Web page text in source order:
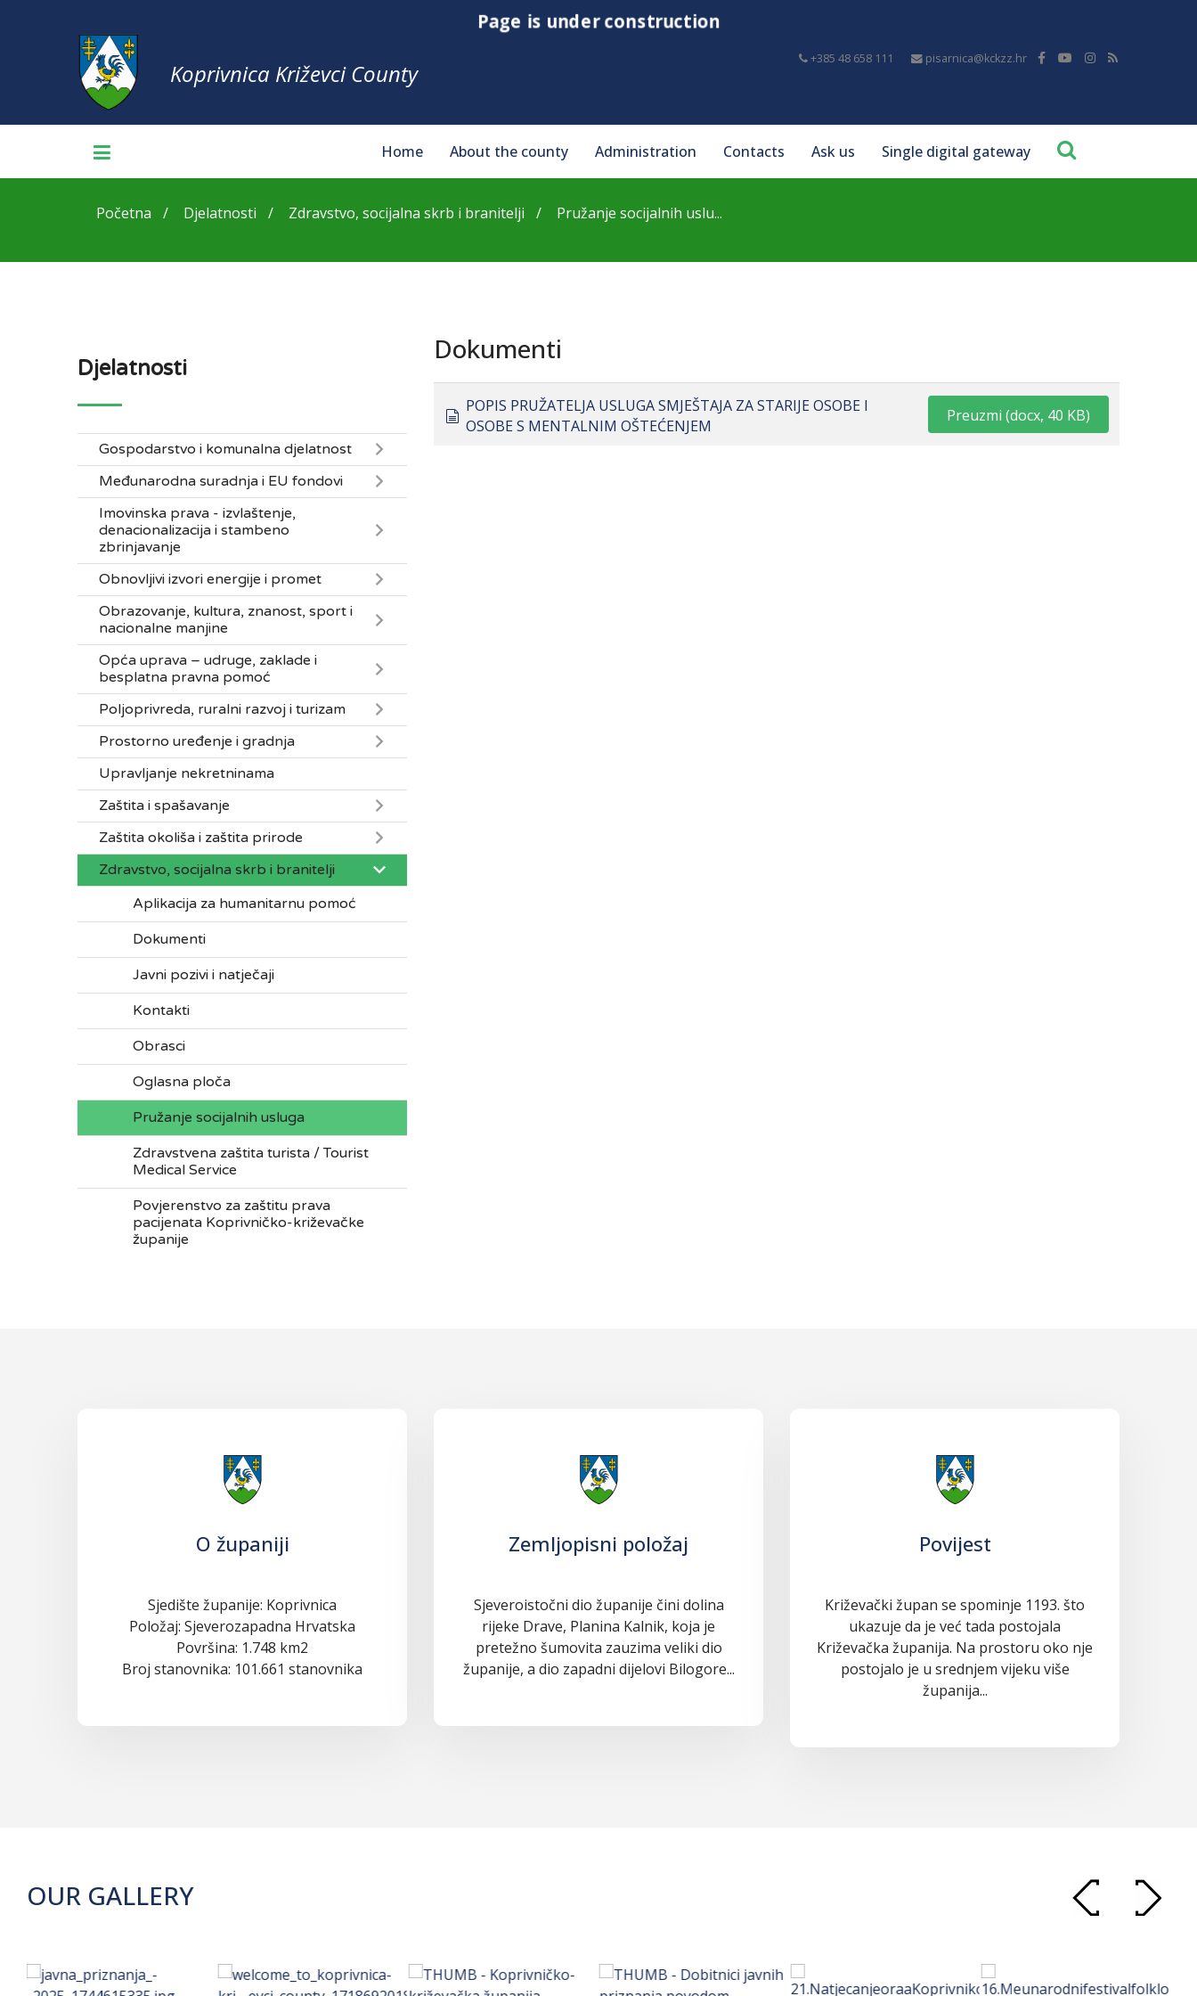
Page is under construction
+385 48 658 111 pisarnica@kckzz.hr
Koprivnica Križevci County
Home About the county Administration Contacts Ask us Single digital gateway
Početna Djelatnosti Zdravstvo, socijalna skrb i branitelji Pružanje socijalnih uslu...
Djelatnosti
Gospodarstvo i komunalna djelatnost
Međunarodna suradnja i EU fondovi
Imovinska prava - izvlaštenje,
denacionalizacija i stambeno
zbrinjavanje
Obnovljivi izvori energije i promet
Obrazovanje, kultura, znanost, sport i
nacionalne manjine
Opća uprava – udruge, zaklade i
besplatna pravna pomoć
Poljoprivreda, ruralni razvoj i turizam
Prostorno uređenje i gradnja
Upravljanje nekretninama
Zaštita i spašavanje
Zaštita okoliša i zaštita prirode
Zdravstvo, socijalna skrb i branitelji
Aplikacija za humanitarnu pomoć
Dokumenti
Javni pozivi i natječaji
Kontakti
Obrasci
Oglasna ploča
Pružanje socijalnih usluga
Zdravstvena zaštita turista / Tourist
Medical Service
Povjerenstvo za zaštitu prava
pacijenata Koprivničko-križevačke
županije
Dokumenti
document
POPIS PRUŽATELJA USLUGA SMJEŠTAJA ZA STARIJE OSOBE I
OSOBE S MENTALNIM OŠTEĆENJEM
Preuzmi (docx, 40 KB)
O županiji
Sjedište županije: Koprivnica
Položaj: Sjeverozapadna Hrvatska
Površina: 1.748 km2
Broj stanovnika: 101.661 stanovnika
Zemljopisni položaj
Sjeveroistočni dio županije čini dolina
rijeke Drave, Planina Kalnik, koja je
pretežno šumovita zauzima veliki dio
županije, a dio zapadni dijelovi Bilogore...
Povijest
Križevački župan se spominje 1193. što
ukazuje da je već tada postojala
Križevačka županija. Na prostoru oko nje
postojalo je u srednjem vijeku više
županija...
OUR GALLERY